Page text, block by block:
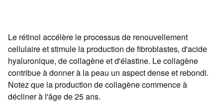
Le rétinol accélère le processus de renouvellement
cellulaire et stimule la production de fibroblastes, d'acide
hyaluronique, de collagène et d'élastine. Le collagène
contribue à donner à la peau un aspect dense et rebondi.
Notez que la production de collagène commence à
décliner à l'âge de 25 ans.